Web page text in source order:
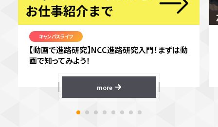
キャンパスライフ
【動画で進路研究】NCC進路研究入門！まずは動
画で知ってみよう！
more